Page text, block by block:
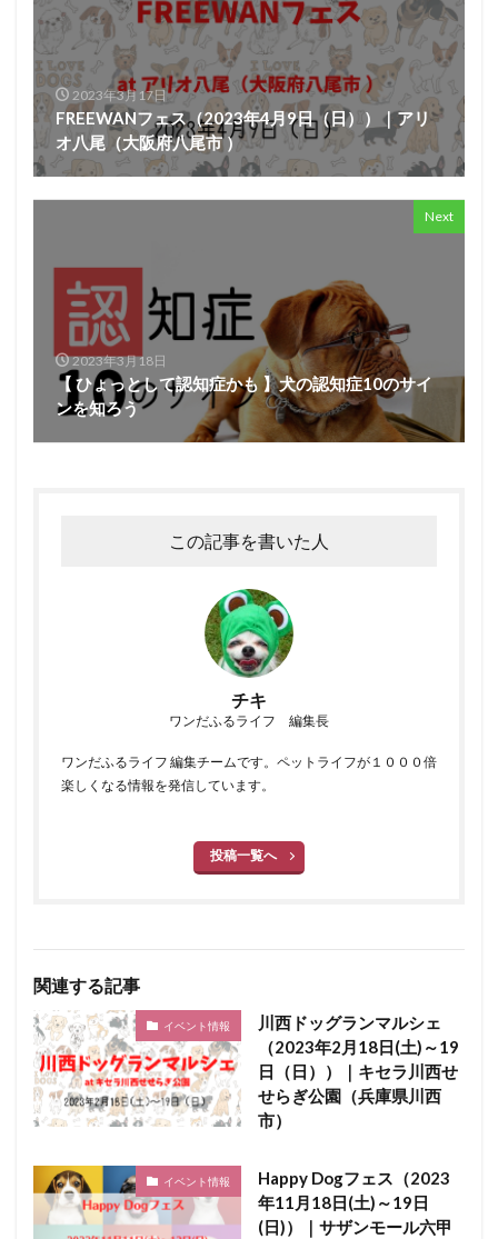
2023年3月17日
FREEWANフェス（2023年4月9日（日））｜アリ
オ八尾（大阪府八尾市 ）
Next
2023年3月18日
【 ひょっとして認知症かも 】犬の認知症10のサイ
ンを知ろう
この記事を書いた人
チキ
ワンだふるライフ 編集長
ワンだふるライフ 編集チームです。ペットライフが１０００倍
楽しくなる情報を発信しています。
投稿一覧へ
関連する記事
イベント情報
川西ドッグランマルシェ
（2023年2月18日(土)～19
日（日））｜キセラ川西せ
せらぎ公園（兵庫県川西
市）
イベント情報
Happy Dogフェス（2023
年11月18日(土)～19日
(日)）｜サザンモール六甲